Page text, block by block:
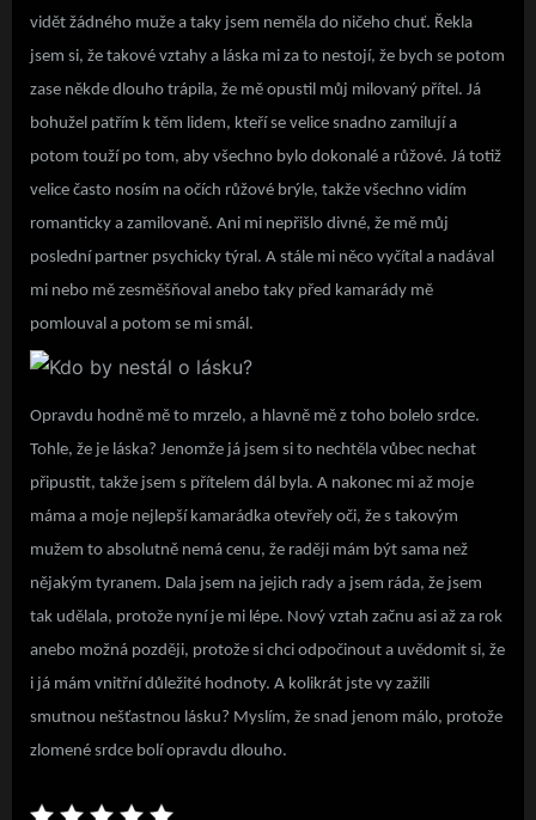
vidět žádného muže a taky jsem neměla do ničeho chuť. Řekla
jsem si, že takové vztahy a láska mi za to nestojí, že bych se potom
zase někde dlouho trápila, že mě opustil můj milovaný přítel. Já
bohužel patřím k těm lidem, kteří se velice snadno zamilují a
potom touží po tom, aby všechno bylo dokonalé a růžové. Já totiž
velice často nosím na očích růžové brýle, takže všechno vidím
romanticky a zamilovaně. Ani mi nepřišlo divné, že mě můj
poslední partner psychicky týral. A stále mi něco vyčítal a nadával
mi nebo mě zesměšňoval anebo taky před kamarády mě
pomlouval a potom se mi smál.
Opravdu hodně mě to mrzelo, a hlavně mě z toho bolelo srdce.
Tohle, že je láska? Jenomže já jsem si to nechtěla vůbec nechat
připustit, takže jsem s přítelem dál byla. A nakonec mi až moje
máma a moje nejlepší kamarádka otevřely oči, že s takovým
mužem to absolutně nemá cenu, že raději mám být sama než
nějakým tyranem. Dala jsem na jejich rady a jsem ráda, že jsem
tak udělala, protože nyní je mi lépe. Nový vztah začnu asi až za rok
anebo možná později, protože si chci odpočinout a uvědomit si, že
i já mám vnitřní důležité hodnoty. A kolikrát jste vy zažili
smutnou nešťastnou lásku? Myslím, že snad jenom málo, protože
zlomené srdce bolí opravdu dlouho.